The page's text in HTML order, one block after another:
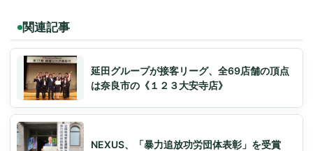
関連記事
延田グループが接客リーグ、全69店舗の頂点
は奈良市の《１２３大安寺店》
NEXUS、「暴力追放功労団体表彰」を受賞